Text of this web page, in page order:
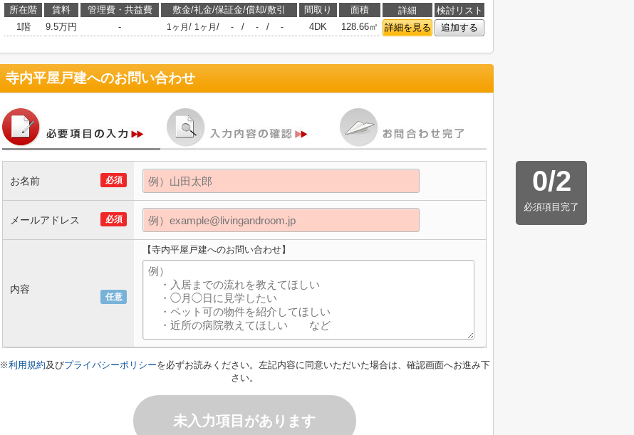
所在階 賃料 管理費・共益費 敷金/礼金/保証金/償却/敷引 間取り 面積 詳細
検討リスト
1階
9.5万円 - 1ヶ月 / 1ヶ月 / - / - / - 4DK 128.66㎡ 詳細を見る 追加する
寺内平屋戸建へのお問い合わせ
0/2
必須項目完了
必須
お名前
必須
メールアドレス
任意
内容
【寺内平屋戸建へのお問い合わせ】
※利用規約及びプライバシーポリシーを必ずお読みください。左記内容に同意いただいた場合は、確認画面へお進み下
さい。
未入力項目があります